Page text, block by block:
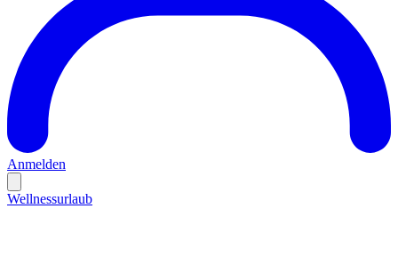
Anmelden
Wellnessurlaub